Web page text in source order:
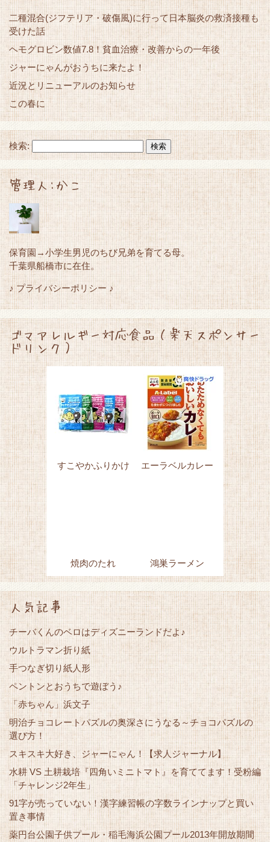
二種混合(ジフテリア・破傷風)に行って日本脳炎の救済接種も
受けた話
ヘモグロビン数値7.8！貧血治療・改善からの一年後
ジャーにゃんがおうちに来たよ！
近況とリニューアルのお知らせ
この春に
検索:
管理人:かこ
保育園→小学生男児のちび兄弟を育てる母。
千葉県船橋市に在住。
♪ プライバシーポリシー ♪
ゴマアレルギー対応食品（楽天スポンサー
ドリンク）
すこやかふりかけ エーラベルカレー
焼肉のたれ 鴻巣ラーメン
人気記事
チーバくんのベロはディズニーランドだよ♪
ウルトラマン折り紙
手つなぎ切り紙人形
ペントンとおうちで遊ぼう♪
「赤ちゃん」浜文子
明治チョコレートパズルの奥深さにうなる～チョコパズルの
選び方！
スキスキ大好き、ジャーにゃん！【求人ジャーナル】
水耕 VS 土耕栽培『四角いミニトマト』を育ててます！受粉編
「チャレンジ2年生」
91字が売っていない！漢字練習帳の字数ラインナップと買い
置き事情
薬円台公園子供プール・稲毛海浜公園プール2013年開放期間